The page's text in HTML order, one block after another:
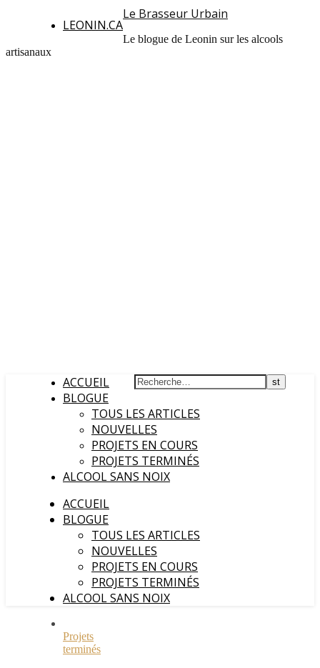
LEONIN.CA
Le Brasseur Urbain
Le blogue de Leonin sur les alcools
artisanaux
ACCUEIL
BLOGUE
TOUS LES ARTICLES
NOUVELLES
PROJETS EN COURS
PROJETS TERMINÉS
ALCOOL SANS NOIX
ACCUEIL
BLOGUE
TOUS LES ARTICLES
NOUVELLES
PROJETS EN COURS
PROJETS TERMINÉS
ALCOOL SANS NOIX
Projets
terminés